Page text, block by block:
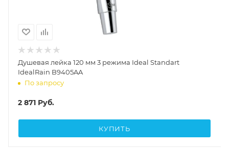
Душевая лейка 120 мм 3 режима Ideal Standart
IdealRain B9405AA
По запросу
2 871 Руб.
КУПИТЬ